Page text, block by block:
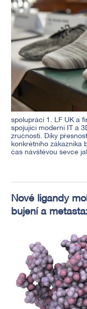
spolupráci 1. LF UK a
spojující moderní IT a
zručností. Díky
konkrétního zákazníka
čas návštěvou ševce
Nové ligandy
bujení a